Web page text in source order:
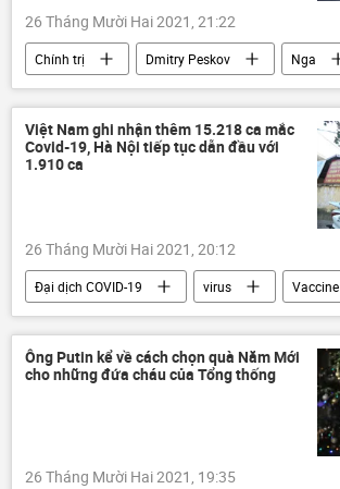
26 Tháng Mười Hai 2021, 21:22
Chính trị Dmitry Peskov
Nga
NATO
Điện Kremlin
Việt Nam ghi nhận thêm 15.218 ca mắc
Covid-19, Hà Nội tiếp tục dẫn đầu với
1.910 ca
26 Tháng Mười Hai 2021, 20:12
Đại dịch COVID-19 virus
Vaccine
Bộ Y Tế Việt Nam
vaccine Nga
Ông Putin kể về cách chọn quà Năm Mới
cho những đứa cháu của Tổng thống
26 Tháng Mười Hai 2021, 19:35